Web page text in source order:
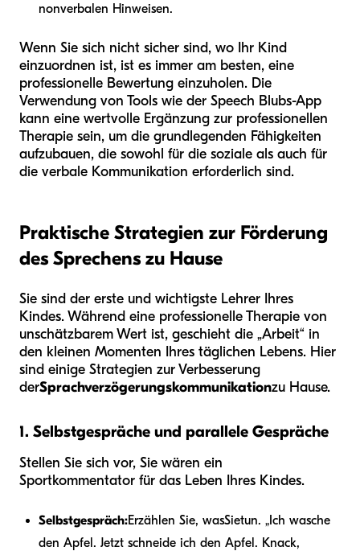
nonverbalen Hinweisen.
Wenn Sie sich nicht sicher sind, wo Ihr Kind
einzuordnen ist, ist es immer am besten, eine
professionelle Bewertung einzuholen. Die
Verwendung von Tools wie der Speech Blubs-App
kann eine wertvolle Ergänzung zur professionellen
Therapie sein, um die grundlegenden Fähigkeiten
aufzubauen, die sowohl für die soziale als auch für
die verbale Kommunikation erforderlich sind.
Praktische Strategien zur Förderung
des Sprechens zu Hause
Sie sind der erste und wichtigste Lehrer Ihres
Kindes. Während eine professionelle Therapie von
unschätzbarem Wert ist, geschieht die „Arbeit“ in
den kleinen Momenten Ihres täglichen Lebens. Hier
sind einige Strategien zur Verbesserung
derSprachverzögerungskommunikationzu Hause.
1. Selbstgespräche und parallele Gespräche
Stellen Sie sich vor, Sie wären ein
Sportkommentator für das Leben Ihres Kindes.
Selbstgespräch:Erzählen Sie, wasSietun. „Ich wasche
den Apfel. Jetzt schneide ich den Apfel. Knack,